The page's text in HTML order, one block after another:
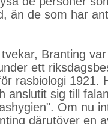
än de som har
Branting
ett
rasbiologi 1921.
anslutit sig till
Om nu
därutöver en